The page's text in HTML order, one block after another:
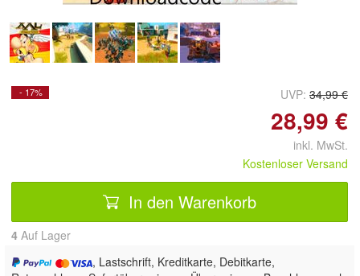
- 17% UVP: 34,99 €
28,99 €
inkl. MwSt.
Kostenloser Versand
In den Warenkorb
4 Auf Lager
, Lastschrift, Kreditkarte, Debitkarte,